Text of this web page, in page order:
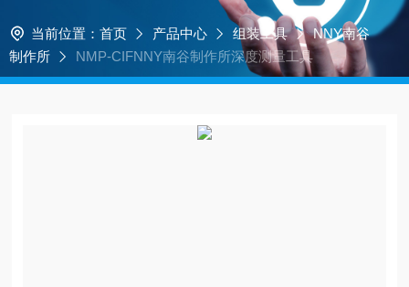
当前位置： 首页 产品中心 组装工具
NNY南谷
制作所
NMP-CIFNNY南谷制作所深度测量工具